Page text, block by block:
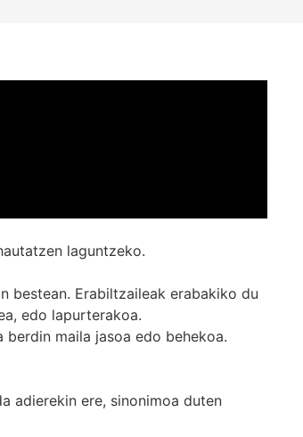
laguntzeko.
bestean. Erabiltzaileak erabakiko du
edo lapurterakoa.
maila jasoa edo behekoa.
adierekin ere, sinonimoa duten